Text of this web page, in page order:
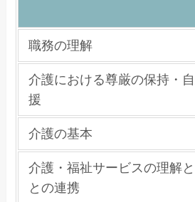
職務の理解
介護における尊厳の保持・
援
介護の基本
介護・福祉サービスの理解
との連携